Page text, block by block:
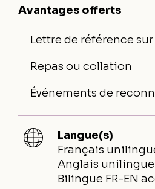
Avantages offerts
Lettre de référence
Repas ou collation
Événements de
Langue(s)
Français
Anglais
Bilingue FR-EN